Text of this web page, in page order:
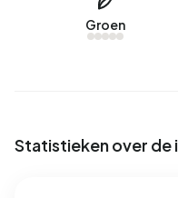
verbruikt een adres in
elektriciteit per jaar.
Groen
Statistieken over de